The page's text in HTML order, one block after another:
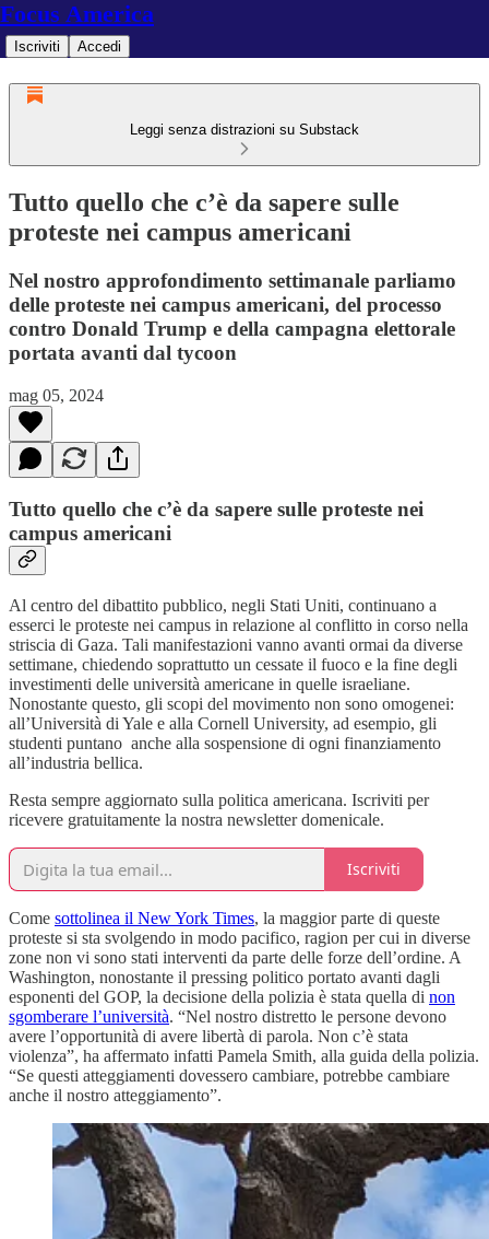
Focus America
Iscriviti Accedi
Leggi senza distrazioni su Substack
Tutto quello che c’è da sapere sulle
proteste nei campus americani
Nel nostro approfondimento settimanale parliamo
delle proteste nei campus americani, del processo
contro Donald Trump e della campagna elettorale
portata avanti dal tycoon
mag 05, 2024
Tutto quello che c’è da sapere sulle proteste nei
campus americani
Al centro del dibattito pubblico, negli Stati Uniti, continuano a
esserci le proteste nei campus in relazione al conflitto in corso nella
striscia di Gaza. Tali manifestazioni vanno avanti ormai da diverse
settimane, chiedendo soprattutto un cessate il fuoco e la fine degli
investimenti delle università americane in quelle israeliane.
Nonostante questo, gli scopi del movimento non sono omogenei:
all’Università di Yale e alla Cornell University, ad esempio, gli
studenti puntano anche alla sospensione di ogni finanziamento
all’industria bellica.
Resta sempre aggiornato sulla politica americana. Iscriviti per
ricevere gratuitamente la nostra newsletter domenicale.
Iscriviti
Come sottolinea il New York Times, la maggior parte di queste
proteste si sta svolgendo in modo pacifico, ragion per cui in diverse
zone non vi sono stati interventi da parte delle forze dell’ordine. A
Washington, nonostante il pressing politico portato avanti dagli
esponenti del GOP, la decisione della polizia è stata quella di non
sgomberare l’università. “Nel nostro distretto le persone devono
avere l’opportunità di avere libertà di parola. Non c’è stata
violenza”, ha affermato infatti Pamela Smith, alla guida della polizia.
“Se questi atteggiamenti dovessero cambiare, potrebbe cambiare
anche il nostro atteggiamento”.